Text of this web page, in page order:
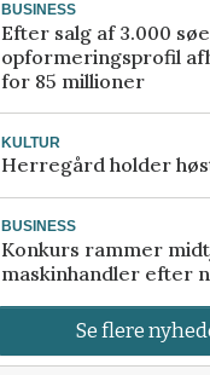
BUSINESS
Efter salg af 3.000
opformeringsprofil
for 85 millioner
KULTUR
Herregård holder
BUSINESS
Konkurs rammer
maskinhandler efter
Se flere